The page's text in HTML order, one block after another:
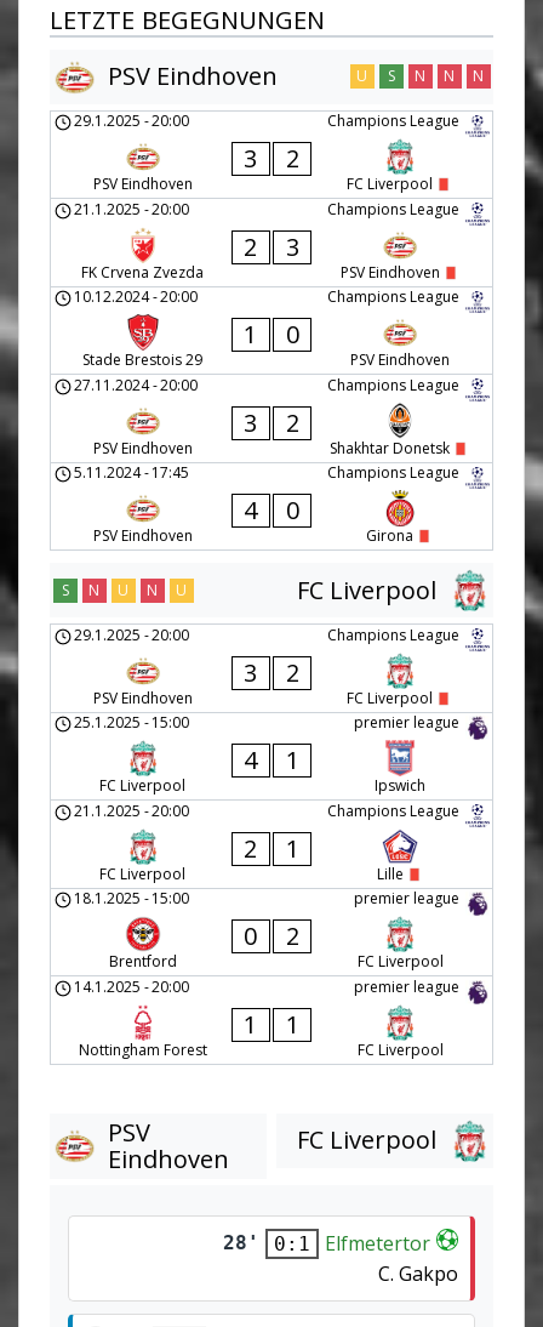
LETZTE BEGEGNUNGEN
PSV Eindhoven
U S N N N
Champions League
29.1.2025 -20:00
PSV Eindhoven
3 2
FC Liverpool
Champions League
21.1.2025 -20:00
FK Crvena Zvezda
2 3
PSV Eindhoven
Champions League
10.12.2024-20:00
Stade Brestois 29
1 0
PSV Eindhoven
Champions League
27.11.2024-20:00
PSV Eindhoven
3 2
Shakhtar Donetsk
Champions League
5.11.2024-17:45
PSV Eindhoven
4 0
Girona
FC Liverpool
S N U N U
Champions League
29.1.2025 -20:00
PSV Eindhoven
3 2
FC Liverpool
premier league
25.1.2025 -15:00
FC Liverpool
4 1
Ipswich
Champions League
21.1.2025 -20:00
FC Liverpool
2 1
Lille
premier league
18.1.2025 -15:00
Brentford
0 2
FC Liverpool
premier league
14.1.2025 -20:00
Nottingham Forest
1 1
FC Liverpool
PSV
Eindhoven
FC Liverpool
28' 0:1
Elfmetertor
C. Gakpo